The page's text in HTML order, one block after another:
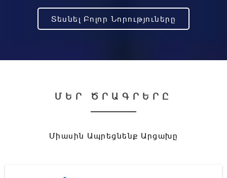
Տեսնել Բոլոր Նորություները
ՄԵՐ ԾՐԱԳՐԵՐԸ
Միասին Ապրեցնենք Արցախը